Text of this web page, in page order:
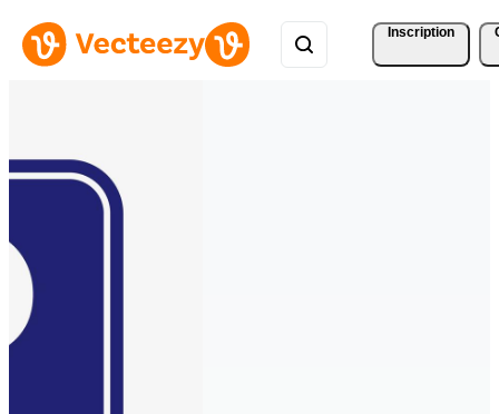
Inscription